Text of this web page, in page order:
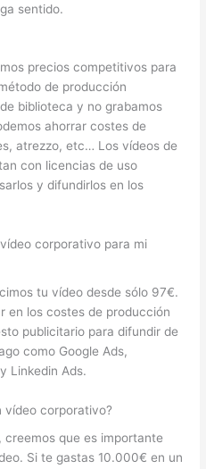
sentido.
precios competitivos para
de producción
biblioteca y no grabamos
ahorrar costes de
atrezzo, etc… Los vídeos de
con licencias de uso
y difundirlos en los
corporativo para mi
tu vídeo desde sólo 97€.
en los costes de producción
publicitario para difundir de
como Google Ads,
Linkedin Ads.
vídeo corporativo?
creemos que es importante
Si te gastas 10.000€ en un